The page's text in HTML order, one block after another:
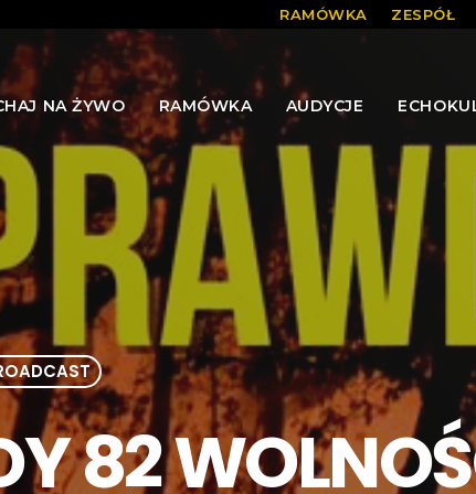
RAMÓWKA ZESPÓŁ
NA ŻYWO RAMÓWKA AUDYCJE
82